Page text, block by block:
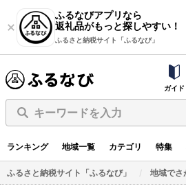
ふるなびアプリなら
返礼品がもっと探しやすい！
ふるさと納税サイト「ふるなび」
ガイド
キーワードを入力
ランキング 地域一覧 カテゴリ 特集
ふるさと納税サイト「ふるなび」 地域でさ